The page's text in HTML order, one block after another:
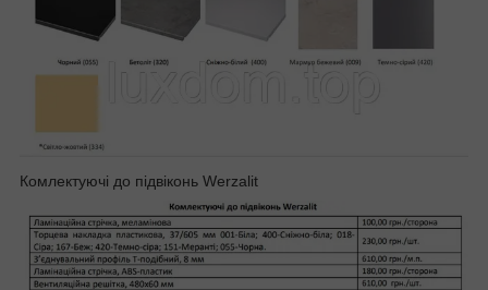
Комлектуючі до підвіконь Werzalit